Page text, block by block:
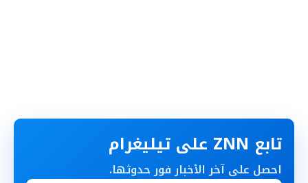
تابع ZNN على تيليغرام
احصل على آخر الأخبار فور حدوثها.